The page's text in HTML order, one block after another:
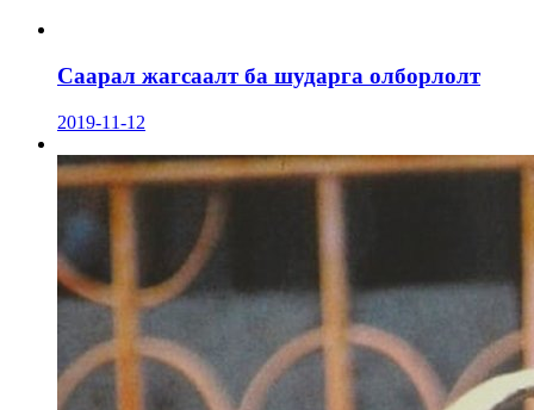
Саарал жагсаалт ба шударга олборлолт
2019-11-12